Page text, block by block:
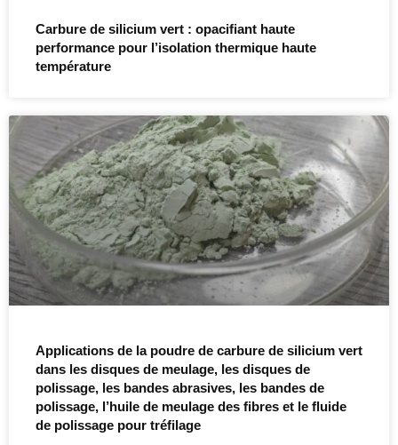
Carbure de silicium vert : opacifiant haute
performance pour l’isolation thermique haute
température
Applications de la poudre de carbure de silicium vert
dans les disques de meulage, les disques de
polissage, les bandes abrasives, les bandes de
polissage, l’huile de meulage des fibres et le fluide
de polissage pour tréfilage